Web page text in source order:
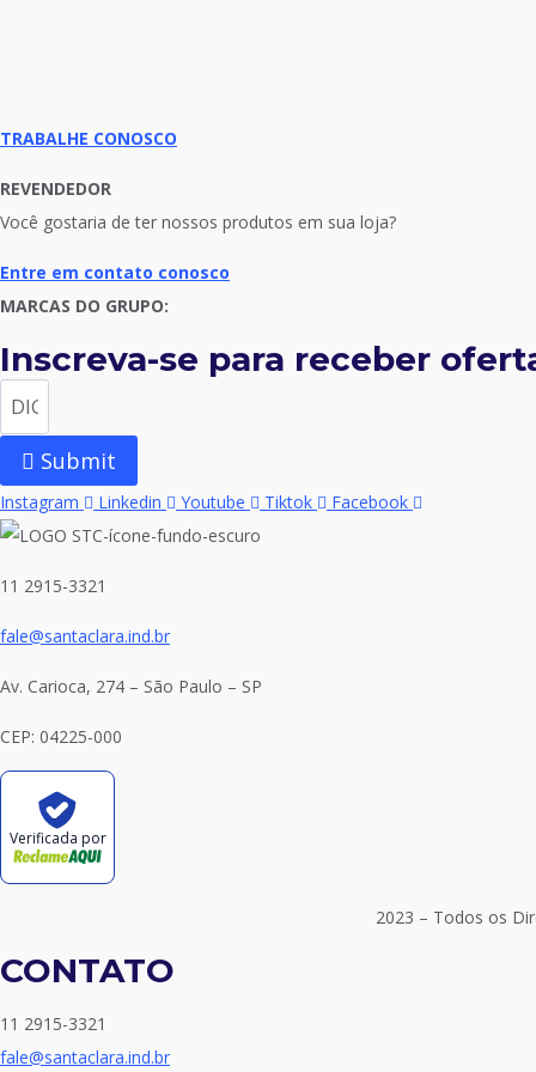
TRABALHE CONOSCO
REVENDEDOR
Você gostaria de ter nossos produtos em sua loja?
Entre em contato conosco
MARCAS DO GRUPO:
Inscreva-se para receber
Submit
Instagram Linkedin Youtube Tiktok Facebook
11 2915-3321
fale@santaclara.ind.br
Av. Carioca, 274 – São Paulo – SP
CEP: 04225-000
Verificada por
2023 – Todos os
CONTATO
11 2915-3321
fale@santaclara.ind.br